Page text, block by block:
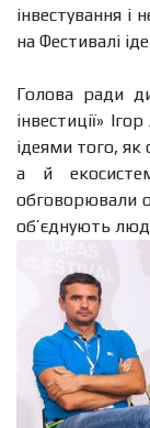
інвестування і
на Фестивалі
Голова ради
інвестиції»
ідеями того, як
а й
обговорювали
об’єднують